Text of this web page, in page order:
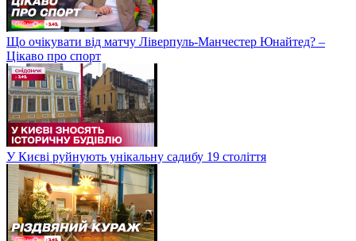
Що очікувати від матчу Ліверпуль-Манчестер Юнайтед? –
Цікаво про спорт
У Києві руйнують унікальну садибу 19 століття